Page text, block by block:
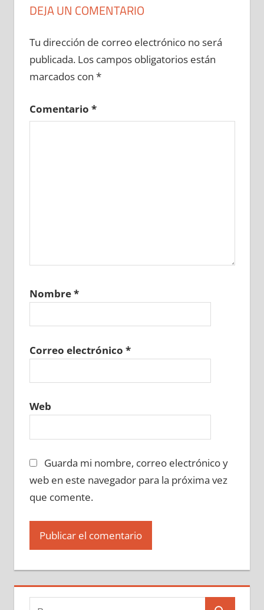
DEJA UN COMENTARIO
Tu dirección de correo electrónico no será
publicada. Los campos obligatorios están
marcados con *
Comentario *
Nombre*
Correo electrónico *
Web
Guarda mi nombre, correo electrónico y
web en este navegador para la próxima vez
que comente.